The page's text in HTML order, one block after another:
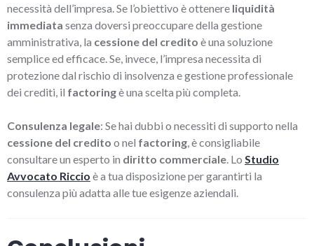
necessità dell’impresa. Se l’obiettivo è ottenere liquidità
immediata senza doversi preoccupare della gestione
amministrativa, la cessione del credito è una soluzione
semplice ed efficace. Se, invece, l’impresa necessita di
protezione dal rischio di insolvenza e gestione professionale
dei crediti, il factoringè una scelta più completa.
Consulenza legale: Se hai dubbi o necessiti di supporto nella
cessione del credito o nel factoring, è consigliabile
consultare un esperto in diritto commerciale. Lo Studio
Avvocato Riccio è a tua disposizione per garantirti la
consulenza più adatta alle tue esigenze aziendali.